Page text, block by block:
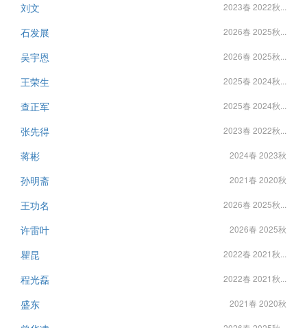
刘文 2023春 2022秋...
石发展 2026春 2025秋...
吴宇恩 2026春 2025秋...
王荣生 2025春 2024秋...
查正军 2025春 2024秋...
张先得 2023春 2022秋...
蒋彬 2024春 2023秋
孙明斋 2021春 2020秋
王功名 2026春 2025秋...
许雷叶 2026春 2025秋
瞿昆 2022春 2021秋...
程光磊 2022春 2021秋...
盛东 2021春 2020秋